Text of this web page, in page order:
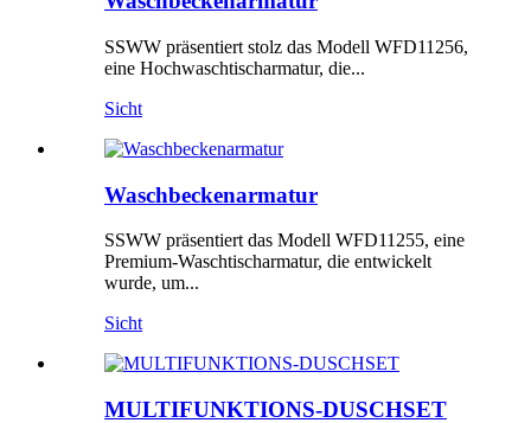
SSWW präsentiert stolz das Modell WFD11256,
eine Hochwaschtischarmatur, die...
Sicht
Waschbeckenarmatur
SSWW präsentiert das Modell WFD11255, eine
Premium-Waschtischarmatur, die entwickelt
wurde, um...
Sicht
MULTIFUNKTIONS-DUSCHSET